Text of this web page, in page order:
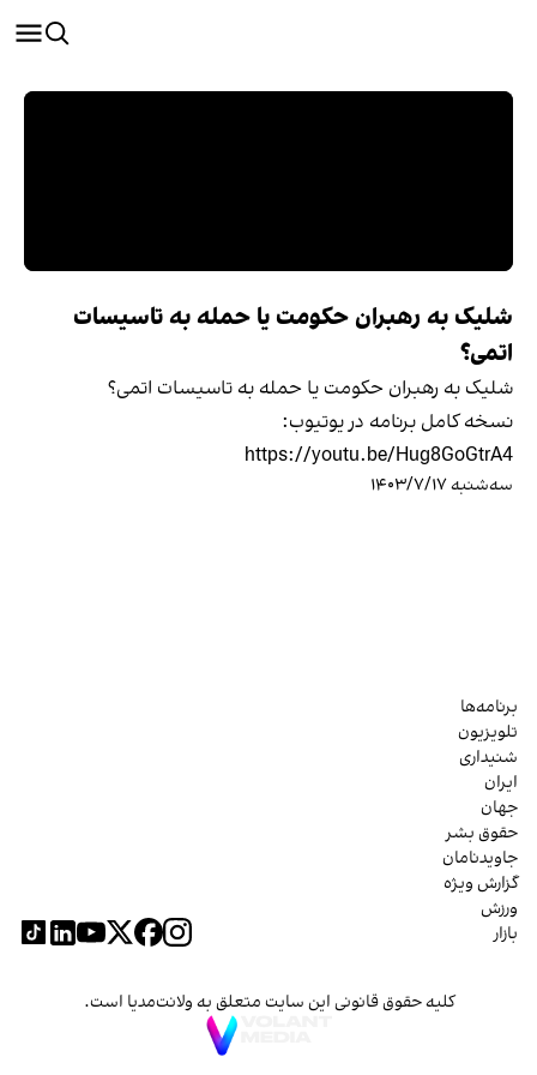
شلیک به رهبران حکومت یا حمله به تاسیسات
اتمی؟
شلیک به رهبران حکومت یا حمله به تاسیسات اتمی؟
نسخه کامل برنامه در یوتیوب:
https://youtu.be/Hug8GoGtrA4
سه‌شنبه ۱۴۰۳/۷/۱۷
برنامه‌ها
تلویزیون
شنیداری
ایران
جهان
حقوق بشر
جاویدنامان
گزارش ویژه
ورزش
بازار
کلیه حقوق قانونی این سایت متعلق به ولانت‌مدیا است.